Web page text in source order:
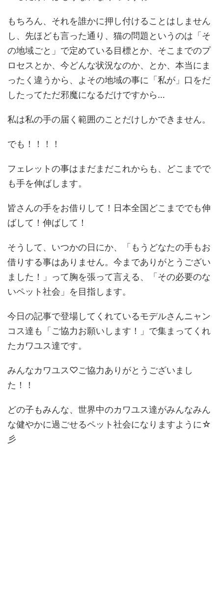
もちろん、それを誰かに押し付けることはしません
し、先ほども言った通り、猫の問題というのは「そ
の地域ごと」で定めている目標とか、そこまでのプ
ロセスとか、今どんな状況なのか、とか、本当にま
ったく違うから、よその地域の事に「私が」口をだ
したってただ邪魔になるだけですから…
私は私の手の届く範囲のことだけしかできません。
でも！！！！
フェレットの事はまだまだこれからも、どこまでで
も手を伸ばします。
皆さんの手をお借りして！日本全国どこまででも伸
ばして！伸ばして！
そうして、いつかの日にか、「もうどなたの手もお
借りする事はありません。今までありがとうござい
ました！」って胸を張って言える、「その必要のな
いペット社会」を目指します。
今日の記事で登場してくれているモデルさんニャン
コス達も「ご協力お願いします！」で集まってくれ
たカワユス達です。
みんなカワユス♡ご協力ありがとうございまし
た！！
どの子もみんな、世界中のカワユス達がみんなみん
な健やかに過ごせるペット社会になりますように☆
彡